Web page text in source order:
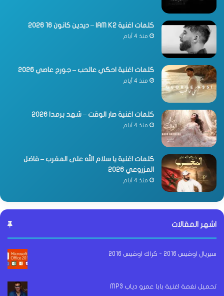
كلمات اغنية IAM K2 – ديدين كانون 16 2026
منذ 4 أيام
كلمات اغنية احكي عالحب – جورج عاصي 2026
منذ 4 أيام
كلمات اغنية صار الوقت – شهد برمدا 2026
منذ 4 أيام
كلمات اغنية يا سلام الله على المغرب – فاضل
المزروعي 2026
منذ 4 أيام
اشهر المقالات
سيريال اوفيس 2016 - كراك اوفيس 2016
تحميل نغمة اغنية بابا عمرو دياب MP3